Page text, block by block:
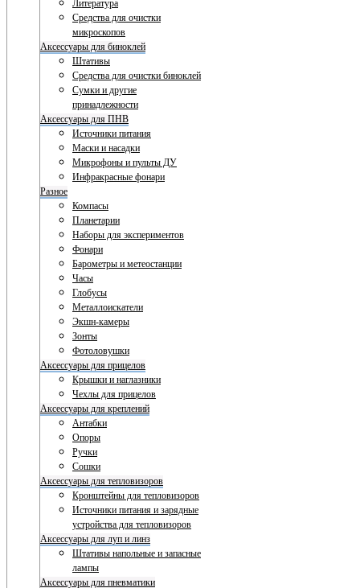
Литература
Средства для очистки
микроскопов
Аксессуары для биноклей
Штативы
Средства для очистки биноклей
Сумки и другие
принадлежности
Аксессуары для ПНВ
Источники питания
Маски и насадки
Микрофоны и пульты ДУ
Инфракрасные фонари
Разное
Компасы
Планетарии
Наборы для экспериментов
Фонари
Барометры и метеостанции
Часы
Глобусы
Металлоискатели
Экшн-камеры
Зонты
Фотоловушки
Аксессуары для прицелов
Крышки и наглазники
Чехлы для прицелов
Аксессуары для креплений
Антабки
Опоры
Ручки
Сошки
Аксессуары для тепловизоров
Кронштейны для тепловизоров
Источники питания и зарядные
устройства для тепловизоров
Аксессуары для луп и линз
Штативы напольные и запасные
лампы
Аксессуары для пневматики